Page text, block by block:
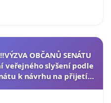
OBČANŮ SENÁTU
veřejného slyšení podle
k návrhu na přijetí